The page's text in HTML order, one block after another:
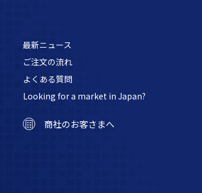
最新ニュース
ご注文の流れ
よくある質問
Looking for a market in Japan?
商社のお客さまへ